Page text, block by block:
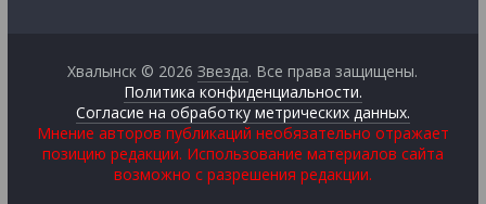
Хвалынск © 2026Звезда. Все права защищены.
Политика конфиденциальности.
Согласие на обработку метрических данных.
Мнение авторов публикаций необязательно отражает
позицию редакции. Использование материалов сайта
возможно с разрешения редакции.